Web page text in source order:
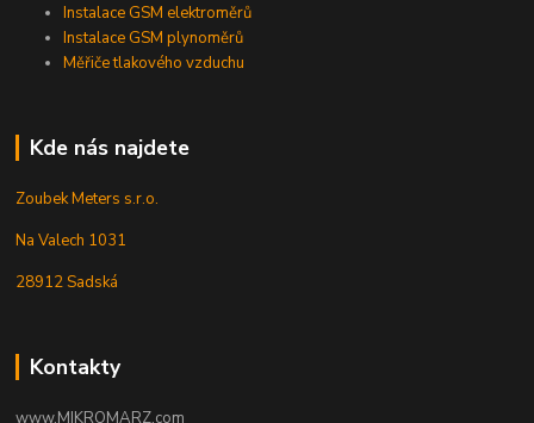
Instalace GSM elektroměrů
Instalace GSM plynoměrů
Měřiče tlakového vzduchu
Kde nás najdete
Zoubek Meters s.r.o.
Na Valech 1031
28912 Sadská
Kontakty
www.MIKROMARZ.com